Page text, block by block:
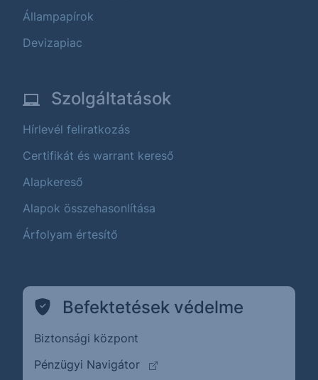
Állampapírok
Devizapiac
Szolgáltatások
Hírlevél feliratkozás
Certifikát és warrant kereső
Alapkereső
Alapok összehasonlítása
Árfolyam értesítő
Befektetések védelme
Biztonsági központ
Pénzügyi Navigátor
(külső oldalra ugrik)